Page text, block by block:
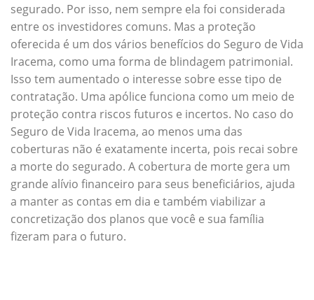
segurado. Por isso, nem sempre ela foi considerada
entre os investidores comuns. Mas a proteção
oferecida é um dos vários benefícios do Seguro de Vida
Iracema, como uma forma de blindagem patrimonial.
Isso tem aumentado o interesse sobre esse tipo de
contratação. Uma apólice funciona como um meio de
proteção contra riscos futuros e incertos. No caso do
Seguro de Vida Iracema, ao menos uma das
coberturas não é exatamente incerta, pois recai sobre
a morte do segurado. A cobertura de morte gera um
grande alívio financeiro para seus beneficiários, ajuda
a manter as contas em dia e também viabilizar a
concretização dos planos que você e sua família
fizeram para o futuro.